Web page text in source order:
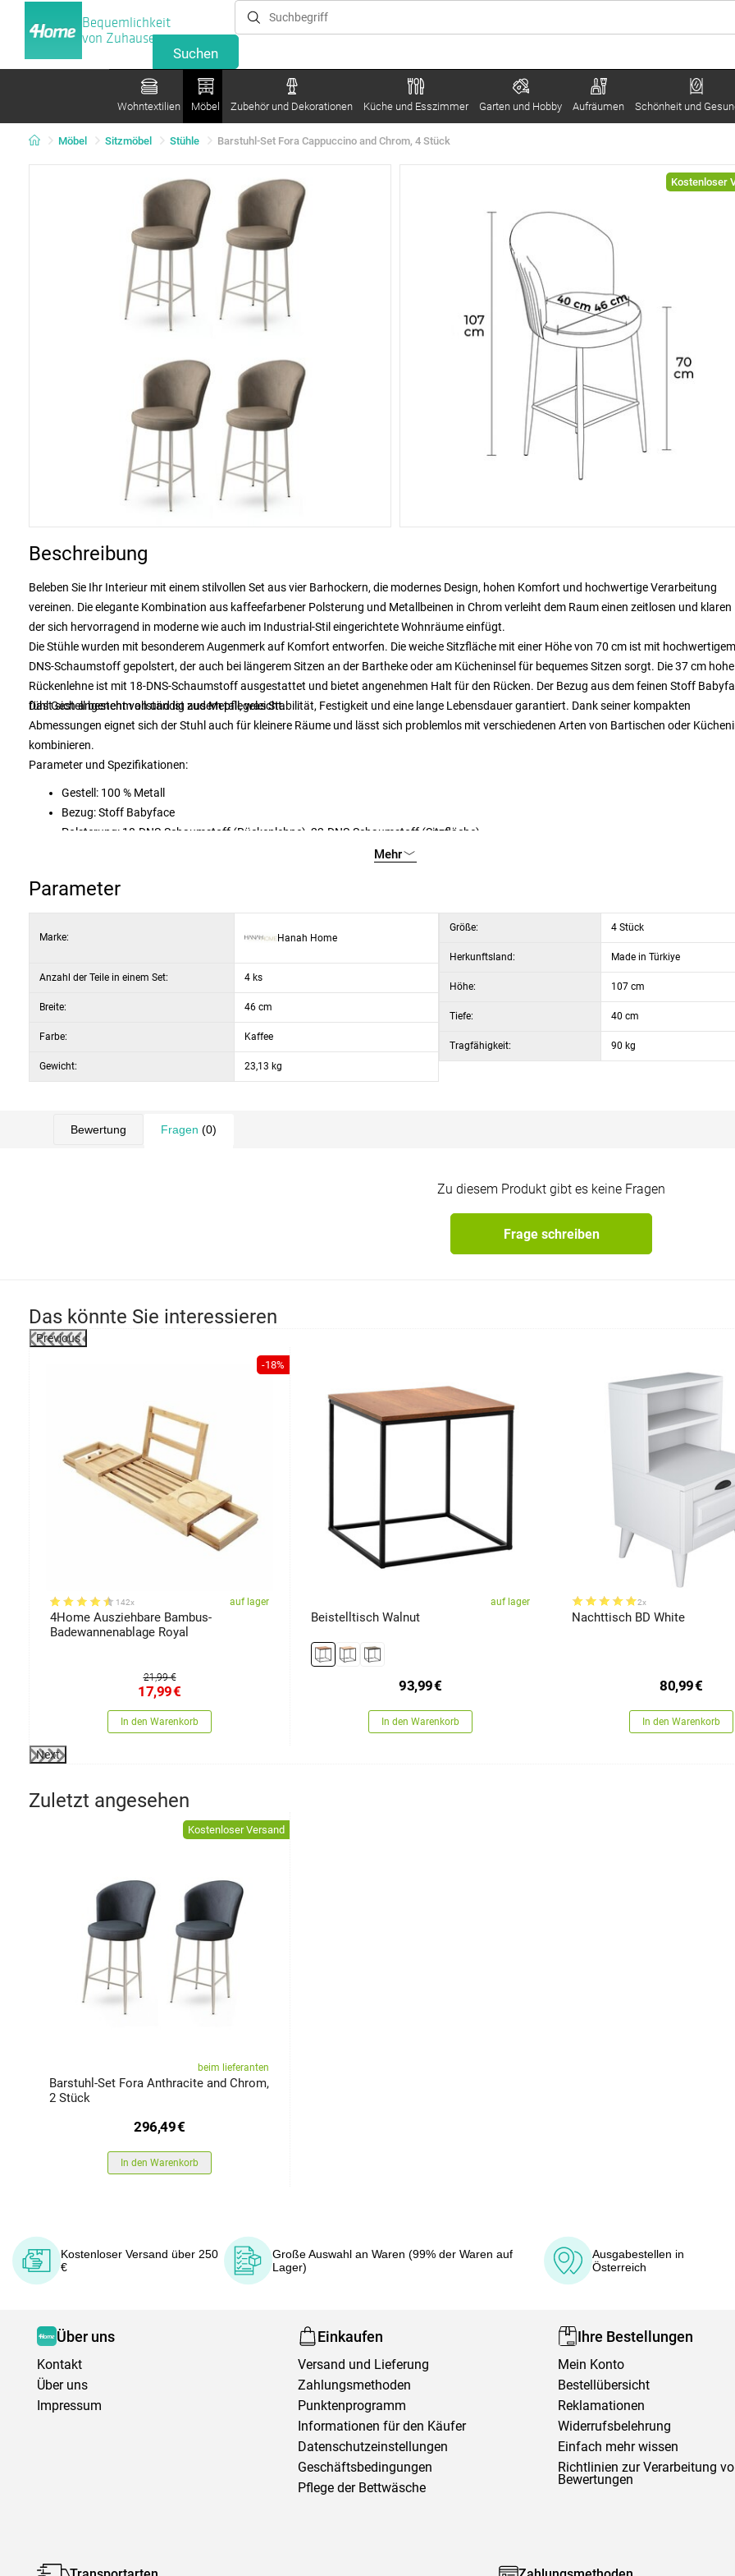
Bequemlichkeit
von Zuhause
Wohntextilien Möbel Zubehör und Dekorationen Küche und Esszimmer Garten und Hobby Aufräumen Schönheit und
Möbel Sitzmöbel Stühle Barstuhl-Set Fora Cappuccino and Chrom, 4 Stück
Kostenloser
Beschreibung
Beleben Sie Ihr Interieur mit einem stilvollen Set aus vier Barhockern, die modernes Design, hohen Komfort und hochwertige Verarbeitung
vereinen. Die elegante Kombination aus kaffeefarbener Polsterung und Metallbeinen in Chrom verleiht dem Raum einen zeitlosen und klaren
der sich hervorragend in moderne wie auch im Industrial-Stil eingerichtete Wohnräume einfügt.
Die Stühle wurden mit besonderem Augenmerk auf Komfort entworfen. Die weiche Sitzfläche mit einer Höhe von 70 cm ist mit
DNS-Schaumstoff gepolstert, der auch bei längerem Sitzen an der Bartheke oder am Kücheninsel für bequemes Sitzen sorgt. Die 37 cm hohe
Rückenlehne ist mit 18-DNS-Schaumstoff ausgestattet und bietet angenehmen Halt für den Rücken. Der Bezug aus dem feinen Stoff
fühlt sich angenehm an und ist zudem pflegeleicht.
Das Gestell besteht vollständig aus Metall, was Stabilität, Festigkeit und eine lange Lebensdauer garantiert. Dank seiner kompakten
Abmessungen eignet sich der Stuhl auch für kleinere Räume und lässt sich problemlos mit verschiedenen Arten von Bartischen oder
kombinieren.
Parameter und Spezifikationen:
Gestell: 100 % Metall
Bezug: Stoff Babyface
Polsterung: 18-DNS-Schaumstoff (Rückenlehne), 22-DNS-Schaumstoff (Sitzfläche)
Farbe: Kaffee / Chrom
Mehr
Parameter
Marke: Hanah Home
Anzahl der Teile in einem Set: 4 ks
Breite: 46 cm
Farbe: Kaffee
Gewicht: 23,13 kg
Größe: 4 Stück
Herkunftsland: Made in Türkiye
Höhe: 107 cm
Tiefe: 40 cm
Tragfähigkeit: 90 kg
Bewertung Fragen (0)
Zu diesem Produkt gibt es keine Fragen
Frage schreiben
Das könnte Sie interessieren
Previous
-18%
142x auf lager
4Home Ausziehbare Bambus-
Badewannenablage Royal
21,99 €
17,99€
In den Warenkorb
auf lager
Beistelltisch Walnut
93,99€
In den Warenkorb
2x
Nachttisch BD White
80,99€
In den Warenkorb
Next
Zuletzt angesehen
Kostenloser Versand
beim lieferanten
Barstuhl-Set Fora Anthracite and Chrom,
2 Stück
296,49€
In den Warenkorb
Kostenloser Versand über 250
€
Große Auswahl an Waren (99% der Waren auf
Lager)
Ausgabestellen in
Österreich
Über uns
Kontakt
Über uns
Impressum
Einkaufen
Versand und Lieferung
Zahlungsmethoden
Punktenprogramm
Informationen für den Käufer
Datenschutzeinstellungen
Geschäftsbedingungen
Pflege der Bettwäsche
Ihre Bestellungen
Mein Konto
Bestellübersicht
Reklamationen
Widerrufsbelehrung
Einfach mehr wissen
Richtlinien zur Verarbeitung
Bewertungen